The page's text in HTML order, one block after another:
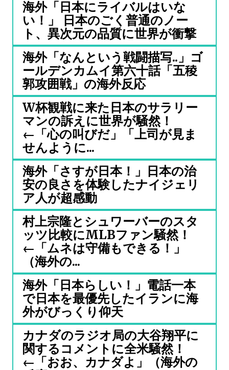
海外「日本にライバルはいな
い！」 日本のごく普通のノー
ト、異次元の品質に世界が衝撃
海外「なんという戦闘描写..」ゴ
ールデンカムイ第六十話「五稜
郭攻囲戦」の海外反応
W杯観戦に来た日本のサラリー
マンの訴えに世界が騒然！
←「心の叫びだ」「上司が見ま
せんように...
海外「さすが日本！」日本の治
安の良さを体験したナイジェリ
ア人が超感動
村上宗隆とシュワーバーのスタ
ッツ比較にMLBファン騒然！
←「ムネは守備もできる！」
（海外の...
海外「日本らしい！」電話一本
で日本を最優先したイランに海
外がびっくり仰天
カナダのラジオ局の大谷翔平に
関するコメントに全米騒然！
←「おお、カナダよ」（海外の